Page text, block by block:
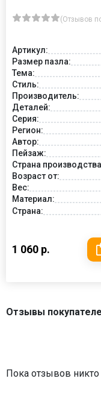
(Отзывов
Артикул:
Размер пазла:
Тема:
Стиль:
Производитель:
Деталей:
Серия:
Регион:
Автор:
Пейзаж:
Страна
Возраст от:
Вес:
Материал:
Страна:
1 060 р.
Отзывы
Пока отзывов